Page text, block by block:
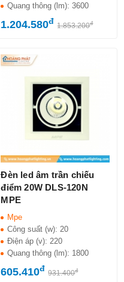
Quang thông (lm):3600
1.204.580đ 1.853.200đ
Đèn led âm trần chiếu
điểm 20W DLS-120N
MPE
Mpe
Công suất (w): 20
Điện áp (v): 220
Quang thông (lm): 1800
605.410đ 931.400đ